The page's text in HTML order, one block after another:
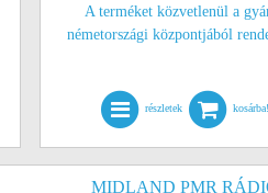
A terméket közvetlenül a
németországi központjából
részletek kosárba!
MIDLAND PMR